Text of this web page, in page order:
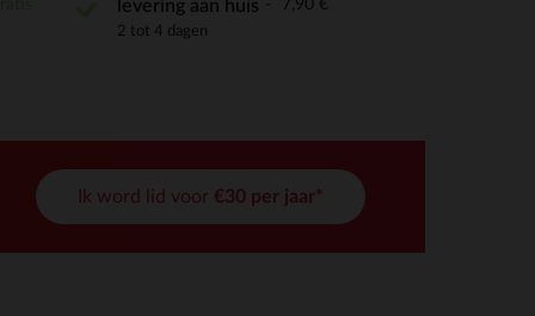
aan te passen en te beheren, en zorgt ervoor dat aan
levering aan huis 7,90 €
2 tot 4 dagen
Ik word lid voor €30 per jaar*